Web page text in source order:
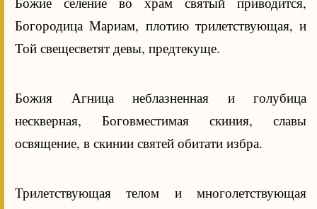
Богородица Мариам, плотию трилетствующая, и
Той свещесветят девы, предтекуще.
Божия Агница неблазненная и голубица
нескверная, Боговместимая скиния, славы
освящение, в скинии святей обитати избра.
Трилетствующая телом и многолетствующая